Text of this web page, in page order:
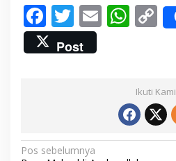
F
ac
e
k
T
w
itt
E W
s
A
p
p
C
o
y
Li
n
k
Post
Ikuti Kami
N
Pos sebelumnya